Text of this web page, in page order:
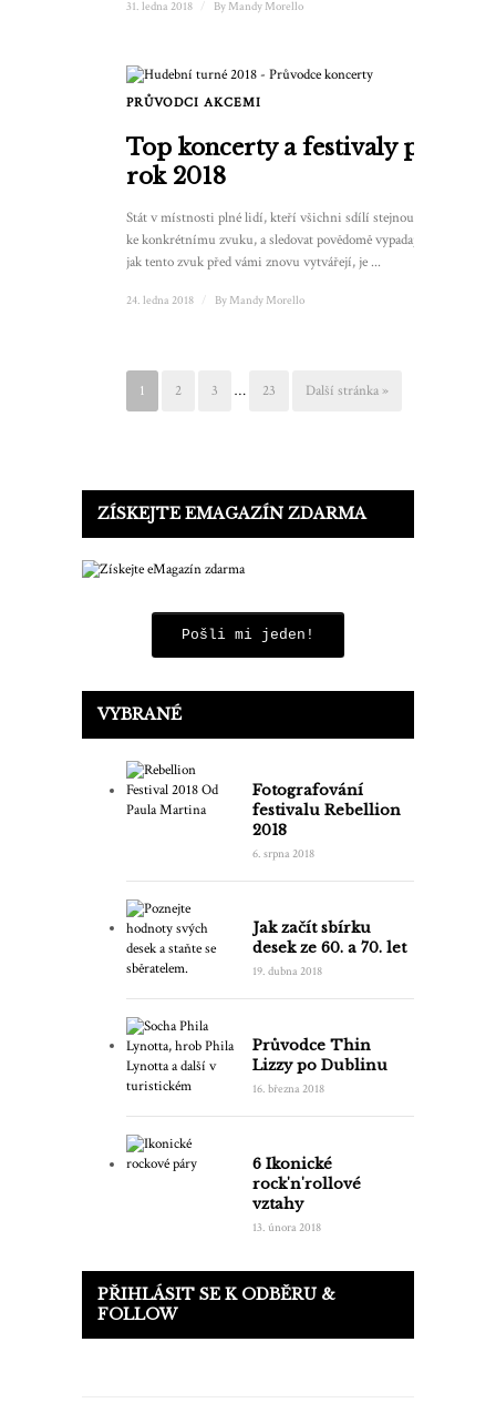
31. ledna 2018 By Mandy Morello
PRŮVODCI AKCEMI
Top koncerty a festivaly pro
rok 2018
Stát v místnosti plné lidí, kteří všichni sdílí stejnou lásku
ke konkrétnímu zvuku, a sledovat povědomě vypadající lidi,
jak tento zvuk před vámi znovu vytvářejí, je ...
24. ledna 2018 By Mandy Morello
1 2 3 … 23 Další stránka »
ZÍSKEJTE EMAGAZÍN ZDARMA
Pošli mi jeden!
VYBRANÉ
Fotografování
festivalu Rebellion
2018
6. srpna 2018
Jak začít sbírku
desek ze 60. a 70. let
19. dubna 2018
Průvodce Thin
Lizzy po Dublinu
16. března 2018
6 Ikonické
rock'n'rollové
vztahy
13. února 2018
PŘIHLÁSIT SE K ODBĚRU &
FOLLOW